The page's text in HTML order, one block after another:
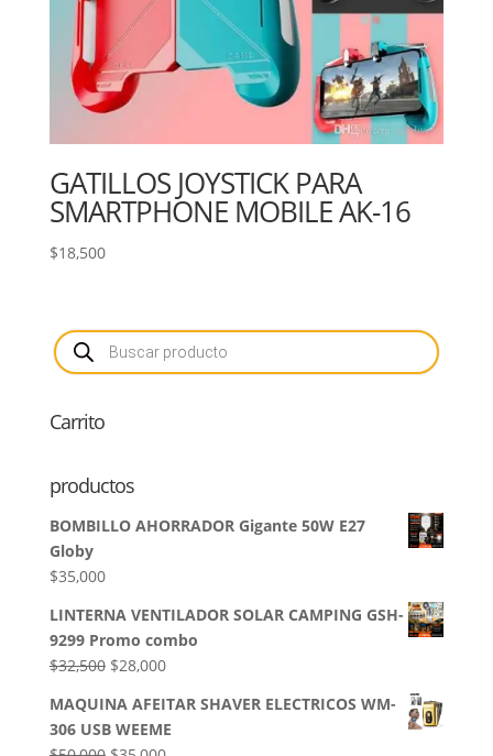
GATILLOS JOYSTICK PARA
SMARTPHONE MOBILE AK-16
$18,500
Búsqueda
de
productos
Carrito
productos
BOMBILLO AHORRADOR Gigante 50W E27
Globy
$35,000
LINTERNA VENTILADOR SOLAR CAMPING GSH-
9299 Promo combo
$32,500 El
original
era:
$28,000El
actual
es:
MAQUINA AFEITAR SHAVER ELECTRICOS WM-
306 USB WEEME